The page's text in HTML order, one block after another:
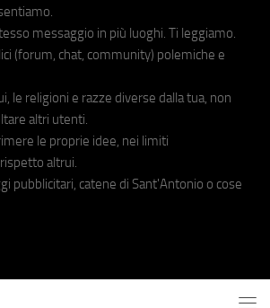
messaggio in più luoghi. Ti leggiamo.
(forum, chat, community) polemiche e
le religioni e razze diverse dalla tua, non
altri utenti.
le proprie idee, nei limiti
altrui.
pubblicitari, catene di Sant'Antonio o cose